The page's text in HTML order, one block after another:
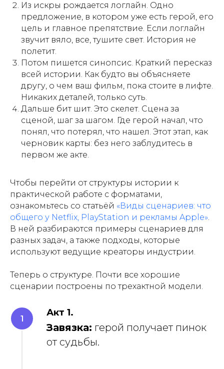
Из искры рождается логлайн. Одно
предложение, в котором уже есть герой, его
цель и главное препятствие. Если логлайн
звучит вяло, все, тушите свет. История не
полетит.
Потом пишется синопсис. Краткий пересказ
всей истории. Как будто вы объясняете
другу, о чем ваш фильм, пока стоите в лифте.
Никаких деталей, только суть.
Дальше бит шит. Это скелет. Сцена за
сценой, шаг за шагом. Где герой начал, что
понял, что потерял, что нашел. Этот этап, как
черновик карты: без него заблудитесь в
первом же акте.
Чтобы перейти от структуры истории к
практической работе с форматами,
ознакомьтесь со статьёй «Виды сценариев: что
общего у Netflix, PlayStation и рекламы Apple».
В ней разбираются примеры сценариев для
разных задач, а также подходы, которые
используют ведущие креаторы индустрии.
Теперь о структуре. Почти все хорошие
сценарии построены по трехактной модели.
Акт 1.
Завязка: герой получает пинок
от судьбы.